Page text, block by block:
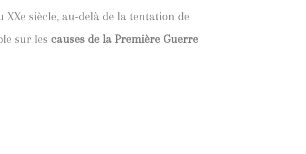
XXe siècle, au-delà de la tentation de
sur les causes de la Première Guerre